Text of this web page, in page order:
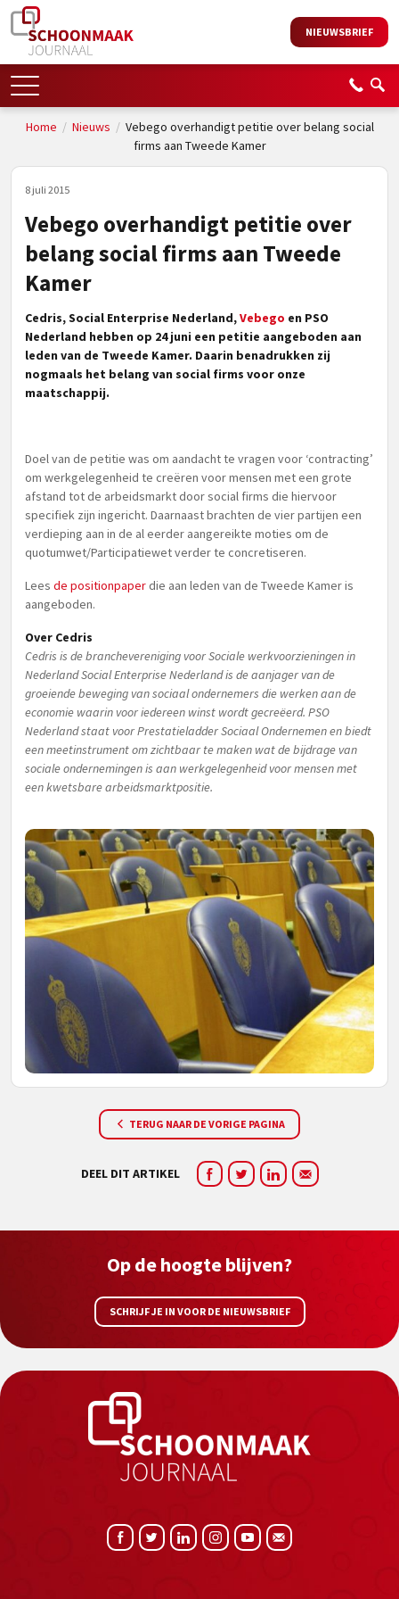
NIEUWSBRIEF
Home / Nieuws / Vebego overhandigt petitie over belang social
firms aan Tweede Kamer
8 juli 2015
Vebego overhandigt petitie over
belang social firms aan Tweede
Kamer
Cedris, Social Enterprise Nederland,Vebego en PSO
Nederland hebben op 24 juni een petitie aangeboden aan
leden van de Tweede Kamer. Daarin benadrukken zij
nogmaals het belang van social firms voor onze
maatschappij.
Doel van de petitie was om aandacht te vragen voor ‘contracting’
om werkgelegenheid te creëren voor mensen met een grote
afstand tot de arbeidsmarkt door social firms die hiervoor
specifiek zijn ingericht. Daarnaast brachten de vier partijen een
verdieping aan in de al eerder aangereikte moties om de
quotumwet/Participatiewet verder te concretiseren.
Lees de positionpaperdie aan leden van de Tweede Kamer is
aangeboden.
Over Cedris
Cedris is de branchevereniging voor Sociale werkvoorzieningen in
Nederland Social Enterprise Nederland is de aanjager van de
groeiende beweging van sociaal ondernemers die werken aan de
economie waarin voor iedereen winst wordt gecreëerd. PSO
Nederland staat voor Prestatieladder Sociaal Ondernemen en biedt
een meetinstrument om zichtbaar te maken wat de bijdrage van
sociale ondernemingen is aan werkgelegenheid voor mensen met
een kwetsbare arbeidsmarktpositie.
TERUG NAAR DE VORIGE PAGINA
DEEL DIT ARTIKEL
Op de hoogte blijven?
SCHRIJF JE IN VOOR DE NIEUWSBRIEF